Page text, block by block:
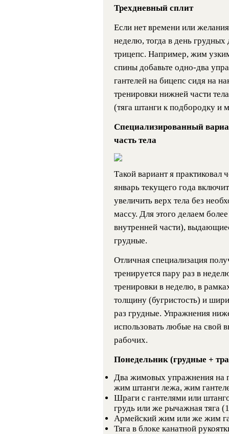
Трехдневный сплит
Если нет времени или
неделю, тогда в день
трицепс. Например, жим
спины добавьте одно-два
гантелей на бицепс сидя на
тренировки нижней части
(тяга штанги к подбородку и
Специализированный
часть тела
Такой вариант я практиковал
январь текущего года
увеличить верх тела без
массу. Для этого делаем
внутренней части),
грудные.
Отличная специализация
тренируется пару раз в
тренировки в неделю, в
толщину (бугристость) и
раз грудные. Упражнения
использовать любые на свой
рабочих.
Понедельник (грудные +
Два жимовых упражнения на
жим штанги лежа, жим
Шраги с гантелями или
грудь или же рычажная тяга
Армейский жим или же жим
Тяга в блоке канатной